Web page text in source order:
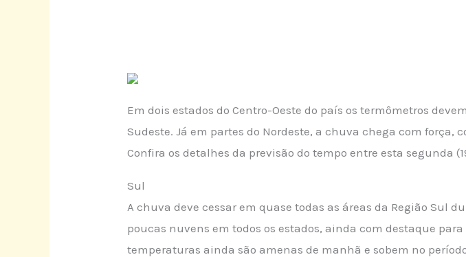
Em dois estados do Centro-Oeste do país os termômetros
Sudeste. Já em partes do Nordeste, a chuva chega com força,
Confira os detalhes da previsão do tempo entre esta segunda
Sul
A chuva deve cessar em quase todas as áreas da Região Sul
poucas nuvens em todos os estados, ainda com destaque
temperaturas ainda são amenas de manhã e sobem no